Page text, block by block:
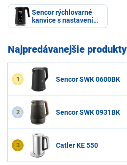
Sencor rýchlovarné
kanvice s nastavením
teploty
Najpredávanejšie produkty
1 Sencor SWK 0600BK
2 Sencor SWK 0931BK
3 Catler KE 550